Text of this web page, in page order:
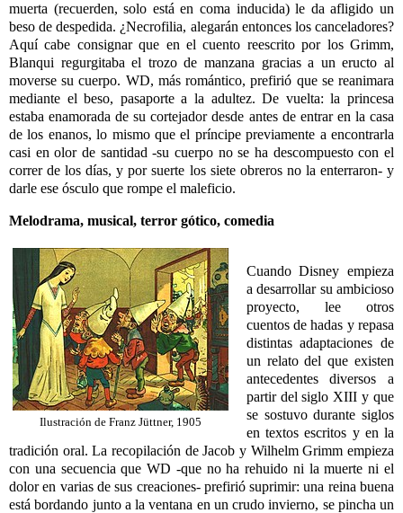
muerta (recuerden, solo está en coma inducida) le da afligido un
beso de despedida. ¿Necrofilia, alegarán entonces los canceladores?
Aquí cabe consignar que en el cuento reescrito por los Grimm,
Blanqui regurgitaba el trozo de manzana gracias a un eructo al
moverse su cuerpo. WD, más romántico, prefirió que se reanimara
mediante el beso, pasaporte a la adultez. De vuelta: la princesa
estaba enamorada de su cortejador desde antes de entrar en la casa
de los enanos, lo mismo que el príncipe previamente a encontrarla
casi en olor de santidad -su cuerpo no se ha descompuesto con el
correr de los días, y por suerte los siete obreros no la enterraron- y
darle ese ósculo que rompe el maleficio.
Melodrama, musical, terror gótico, comedia
Ilustración de Franz Jüttner, 1905
Cuando Disney empieza
a desarrollar su ambicioso
proyecto, lee otros
cuentos de hadas y repasa
distintas adaptaciones de
un relato del que existen
antecedentes diversos a
partir del siglo XIII y que
se sostuvo durante siglos
en textos escritos y en la
tradición oral. La recopilación de Jacob y Wilhelm Grimm empieza
con una secuencia que WD -que no ha rehuido ni la muerte ni el
dolor en varias de sus creaciones- prefirió suprimir: una reina buena
está bordando junto a la ventana en un crudo invierno, se pincha un